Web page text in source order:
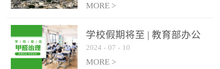
绿色家居
MORE >
学校假期将至 | 教育部办公
厅关于加强学校新建校舍室
内空气质量管理通知
2024 - 07 - 10
MORE >